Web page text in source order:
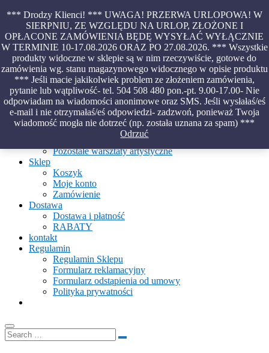
*** Drodzy Klienci! *** UWAGA! PRZERWA URLOPOWA! W
SIERPNIU, ZE WZGLĘDU NA URLOP, ZŁOŻONE I
OPŁACONE ZAMÓWIENIA BĘDĘ WYSYŁAĆ WYŁĄCZNIE
W TERMINIE 10-17.08.2026 ORAZ PO 27.08.2026. *** Wszystkie
produkty widoczne w sklepie są w nim rzeczywiście, gotowe do
zamówienia wg. stanu magazynowego widocznego w opisie produktu
*** Jeśli macie jakikolwiek problem ze złożeniem zamówienia,
pytanie lub wątpliwość- tel. 504 508 480 pon.-pt. 9.00-17.00- Nie
odpowiadam na wiadomości anonimowe oraz SMS. Jeśli wysłałaś/eś
e-mail i nie otrzymałaś/eś odpowiedzi- zadzwoń, ponieważ Twoja
wiadomość mogła nie dotrzeć (np. została uznana za spam) ***
Odrzuć
Skip
content
Piękno malowane na wodzie – papiery marmurkowe – materiały
introligatorskie – oprawy – etui – pudełka
Aktualności
O Pracowni
Ebru
Warsztaty
Warsztaty malowania na wodzie
Pozostałe warsztaty artystyczne
Sklep
Koszyk
Moje konto
Zamówienie
Dostawa
Dostawa i płatność
RABATY
kontakt
Regulamin
Regulamin Sklepu
Formularz reklamacyjny
Formularz odstąpienia od umowy
Polityka prywatności